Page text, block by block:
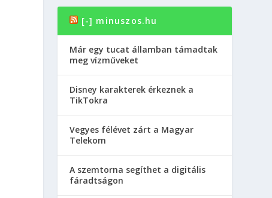
[-] minuszos.hu
Már egy tucat államban támadtak
meg vízműveket
Disney karakterek érkeznek a
TikTokra
Vegyes félévet zárt a Magyar
Telekom
A szemtorna segíthet a digitális
fáradtságon